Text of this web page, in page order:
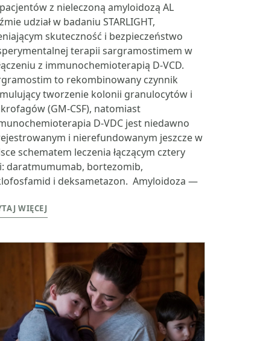
z nieleczoną amyloidozą AL
udział w badaniu STARLIGHT,
skuteczność i bezpieczeństwo
terapii sargramostimem w
z immunochemioterapią D-VCD.
to rekombinowany czynnik
tworzenie kolonii granulocytów i
(GM-CSF), natomiast
D-VDC jest niedawno
i nierefundowanym jeszcze w
schematem leczenia łączącym cztery
daratmumumab, bortezomib,
i deksametazon. Amyloidoza —
WIĘCEJ